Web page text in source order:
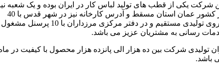
شرکت یکی از قطب های تولید لباس کار در ایران بوده و یک شعبه
در کشور عمان استان مسقط و آدرس کارخانه نیز در شهر قدس با 40
نیروی تولیدی مستقیم و در دفتر مرکزی مرزداران با 10 پرسنل مشغول
رسانی به مشتریان عزیز می باشد.
تولیدی شرکت بین ده هزار الی پانزده هزار محصول با کیفیت در
باشد.